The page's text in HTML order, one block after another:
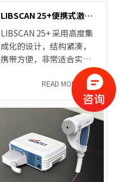
作辐射度学、光度学测
量。
LIBSCAN 25+便携式激光诱导击穿光谱系统
LIBSCAN 25+ 采用高度集
成化的设计，结构紧凑，
携带方便，非常适合实验
室和现场使用。内置12V锂
电池，一次充电可持续工
作4小时，同时也可以交流
供电连续工作。它可以内
置多达6通道光谱仪，光谱
范围可达185-900nm。
LIBSCAN 25+可以选配成
像相机，可以对样品进行
录影和拍静态照片。
READ MORE